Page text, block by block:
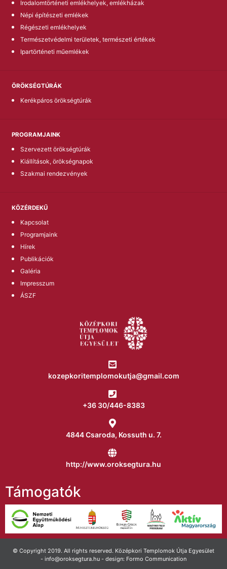
Irodalomtörténeti emlékhelyek, emlékházak
Népi építészeti emlékek
Régészeti emlékhelyek
Természetvédelmi területek, természeti értékek
Ipartörténeti műemlékek
ÖRÖKSÉGTÚRÁK
Kerékpáros örökségtúrák
PROGRAMJAINK
Szervezett örökségtúrák
Kiállítások, örökségnapok
Szakmai rendezvények
KÖZÉRDEKŰ
Kapcsolat
Programjaink
Hírek
Publikációk
Galéria
Impresszum
ÁSZF
kozepkoritemplomokutja@gmail.com
+36 30/446-8383
4844 Csaroda, Kossuth u. 7.
http://www.oroksegtura.hu
Támogatók
© Copyright 2019. All rights reserved. Középkori Templomok Útja Egyesület
- info@oroksegtura.hu - design: Formo Communication